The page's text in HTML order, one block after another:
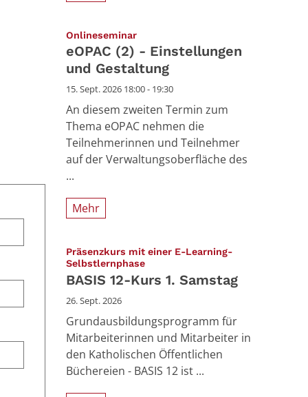
Onlineseminar:
eOPAC (2) - Einstellungen
und Gestaltung
15. Sept. 2026 18:00 - 19:30
An diesem zweiten Termin zum
Thema eOPAC nehmen die
Teilnehmerinnen und Teilnehmer
auf der Verwaltungsoberfläche des
...
Mehr
Präsenzkurs mit einer E-Learning-
Selbstlernphase:
BASIS 12-Kurs 1. Samstag
26. Sept. 2026
Grundausbildungsprogramm für
Mitarbeiterinnen und Mitarbeiter in
den Katholischen Öffentlichen
Büchereien - BASIS 12 ist ...